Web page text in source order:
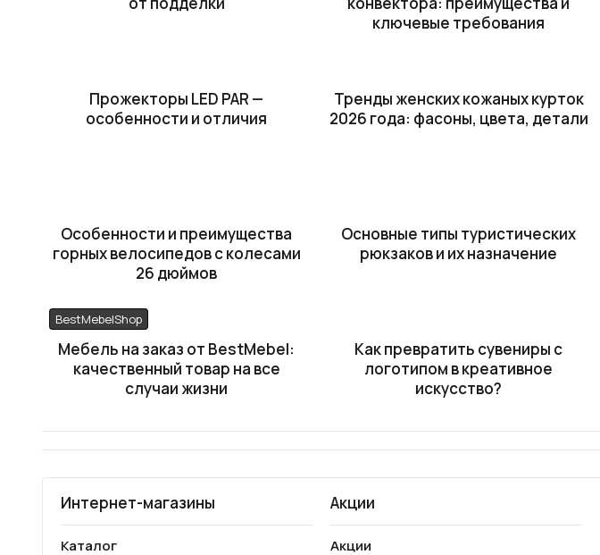
ключевые требования
Прожекторы LED PAR —
особенности и отличия
Тренды женских кожаных курток
2026 года: фасоны, цвета, детали
Особенности и преимущества
горных велосипедов с колесами
26 дюймов
Основные типы туристических
рюкзаков и их назначение
BestMebelShop
Мебель на заказ от BestMebel:
качественный товар на все
случаи жизни
Как превратить сувениры с
логотипом в креативное
искусство?
Интернет-магазины
Каталог
Акции
Акции